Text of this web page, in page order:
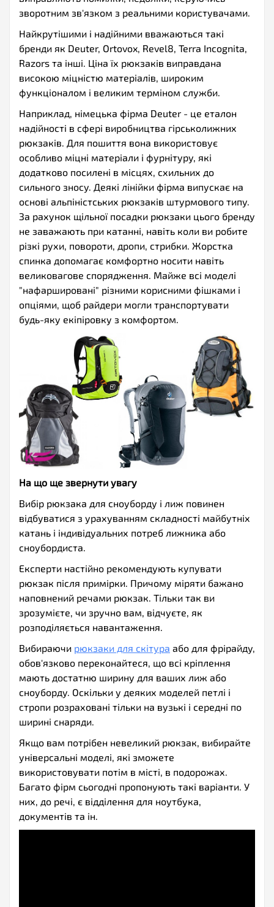
зворотним зв'язком з реальними користувачами.
Найкрутішими і надійними вважаються такі
бренди як Deuter, Ortovox, Revel8, Terra Incognita,
Razors та інші. Ціна їх рюкзаків виправдана
високою міцністю матеріалів, широким
функціоналом і великим терміном служби.
Наприклад, німецька фірма Deuter - це еталон
надійності в сфері виробництва гірськолижних
рюкзаків. Для пошиття вона використовує
особливо міцні матеріали і фурнітуру, які
додатково посилені в місцях, схильних до
сильного зносу. Деякі лінійки фірма випускає на
основі альпіністських рюкзаків штурмового типу.
За рахунок щільної посадки рюкзаки цього бренду
не заважають при катанні, навіть коли ви робите
різкі рухи, повороти, дропи, стрибки. Жорстка
спинка допомагає комфортно носити навіть
великовагове спорядження. Майже всі моделі
"нафаршировані" різними корисними фішками і
опціями, щоб райдери могли транспортувати
будь-яку екіпіровку з комфортом.
На що ще звернути увагу
Вибір рюкзака для сноуборду і лиж повинен
відбуватися з урахуванням складності майбутніх
катань і індивідуальних потреб лижника або
сноубордиста.
Експерти настійно рекомендують купувати
рюкзак після примірки. Причому міряти бажано
наповнений речами рюкзак. Тільки так ви
зрозумієте, чи зручно вам, відчуєте, як
розподіляється навантаження.
Вибираючи рюкзаки для скітура або для фрірайду,
обов'язково переконайтеся, що всі кріплення
мають достатню ширину для ваших лиж або
сноуборду. Оскільки у деяких моделей петлі і
стропи розраховані тільки на вузькі і середні по
ширині снаряди.
Якщо вам потрібен невеликий рюкзак, вибирайте
універсальні моделі, які зможете
використовувати потім в місті, в подорожах.
Багато фірм сьогодні пропонують такі варіанти. У
них, до речі, є відділення для ноутбука,
документів та ін.